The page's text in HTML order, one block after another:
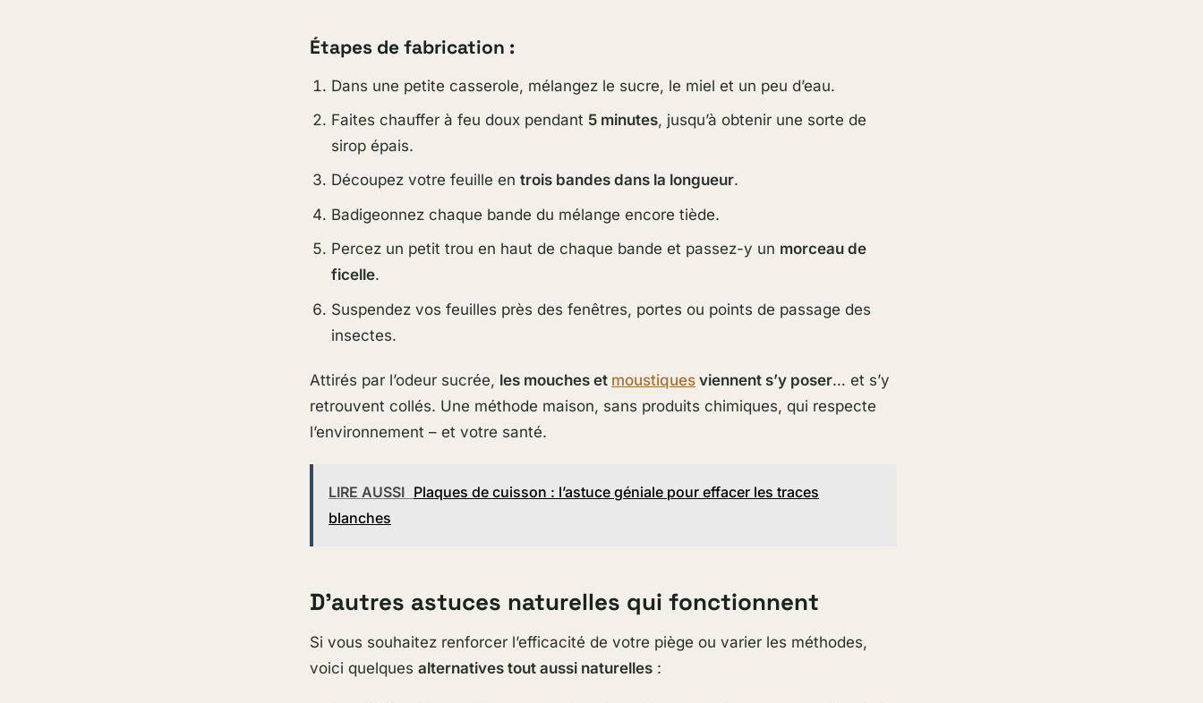
Étapes de fabrication :
Dans une petite casserole, mélangez le sucre, le miel et un peu d’eau.
Faites chauffer à feu doux pendant 5 minutes, jusqu’à obtenir une sorte de
sirop épais.
Découpez votre feuille en trois bandes dans la longueur.
Badigeonnez chaque bande du mélange encore tiède.
Percez un petit trou en haut de chaque bande et passez-y un morceau de
ficelle.
Suspendez vos feuilles près des fenêtres, portes ou points de passage des
insectes.
Attirés par l’odeur sucrée, les mouches et moustiques viennent s’y poser… et s’y
retrouvent collés. Une méthode maison, sans produits chimiques, qui respecte
l’environnement – et votre santé.
LIRE AUSSI Plaques de cuisson : l’astuce géniale pour effacer les traces
blanches
D’autres astuces naturelles qui fonctionnent
Si vous souhaitez renforcer l’efficacité de votre piège ou varier les méthodes,
voici quelques alternatives tout aussi naturelles :